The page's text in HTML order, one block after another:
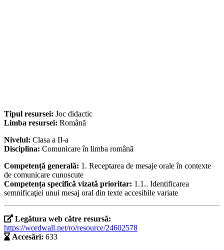
Tipul resursei: Joc didactic
Limba resursei: Română
Nivelul: Clasa a II-a
Disciplina: Comunicare în limba română
Competență generală: 1. Receptarea de mesaje orale în contexte
de comunicare cunoscute
Competența specifică vizată prioritar: 1.1.. Identificarea
semnificaţiei unui mesaj oral din texte accesibile variate
Legătura web către resursă:
https://wordwall.net/ro/resource/24602578
Accesări: 633